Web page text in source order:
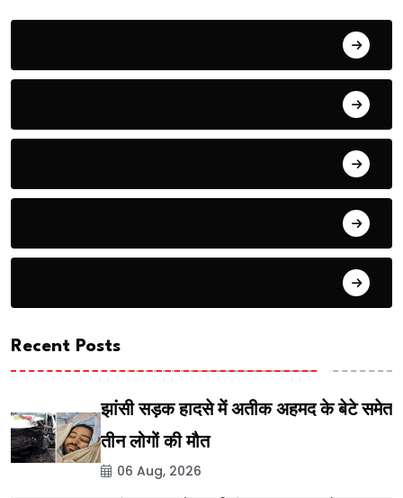
Recent Posts
झांसी सड़क हादसे में अतीक अहमद के बेटे समेत
तीन लोगों की मौत
06 Aug, 2026